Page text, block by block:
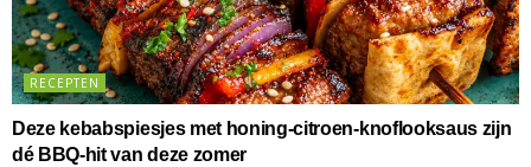
RECEPTEN
Deze kebabspiesjes met honing-citroen-knoflooksaus zijn
dé BBQ-hit van deze zomer